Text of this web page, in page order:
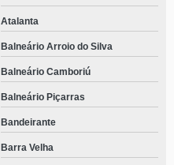
Atalanta
Balneário Arroio do Silva
Balneário Camboriú
Balneário Piçarras
Bandeirante
Barra Velha